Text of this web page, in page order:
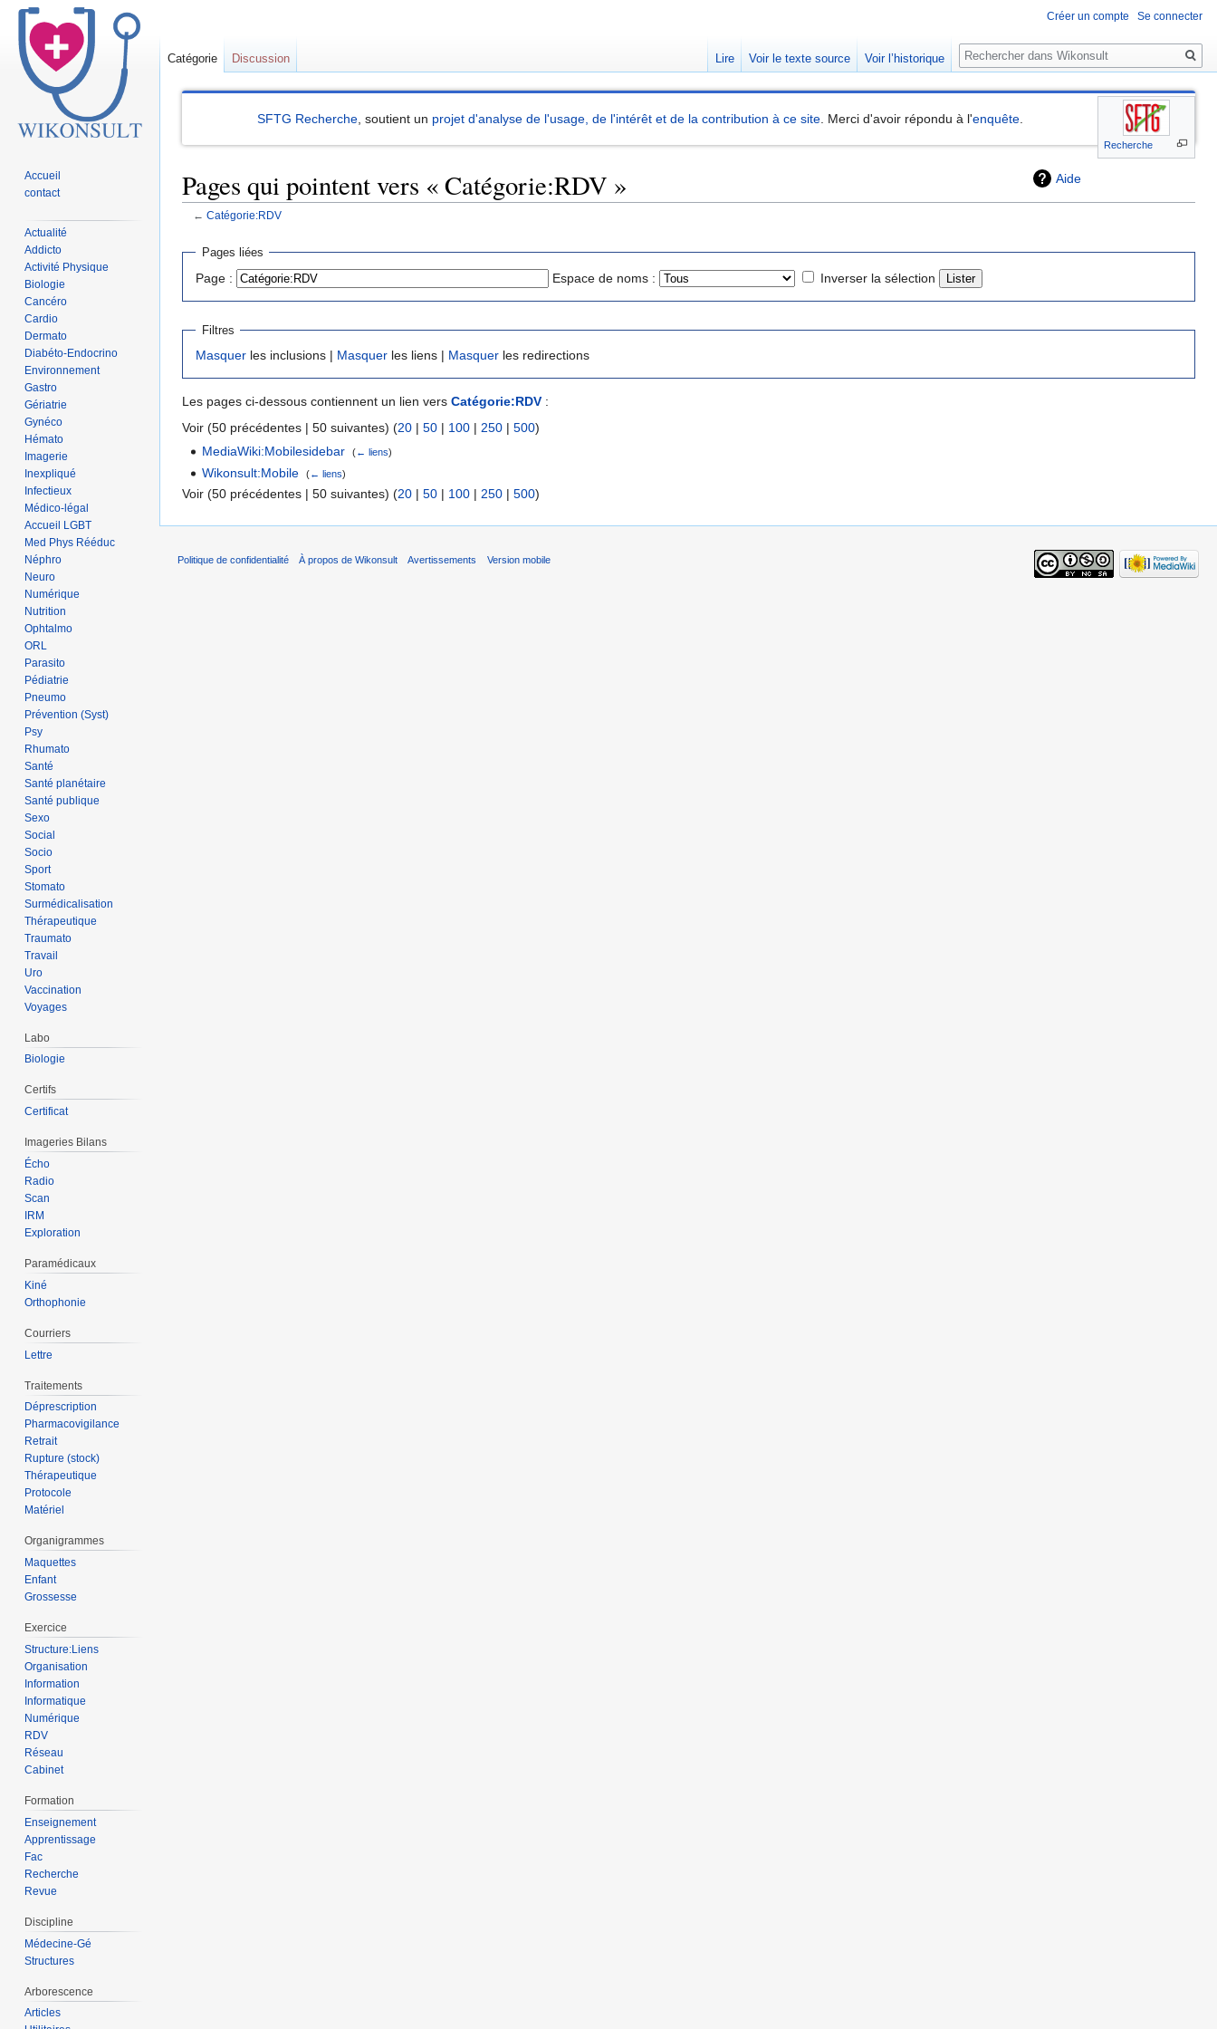
Recherche
SFTG Recherche , soutient un projet d'analyse de l'usage, de l'intérêt et de la contribution à ce site . Merci d'avoir répondu à l'enquête
Aide
Pages qui pointent vers « Catégorie:RDV »
← Catégorie:RDV
Sauter
navigation
Sauter
recherche
Pages liées
Page : Espace de noms : Inverser la sélection
Filtres
Masquer les inclusions | Masquer les liens | Masquer les redirections
Les pages ci-dessous contiennent un lien vers Catégorie:RDV :
Voir (50 précédentes | 50 suivantes) (20 | 50 | 100 | 250 | 500)
MediaWiki:Mobilesidebar ‎(← liens)
Wikonsult:Mobile ‎(← liens)
Voir (50 précédentes | 50 suivantes) (20 | 50 | 100 | 250 | 500)
Créer un compte Se connecter
Catégorie Discussion Lire Voir le texte source Voir l’historique
Rechercher
Accueil
contact
Actualité
Addicto
Activité Physique
Biologie
Cancéro
Cardio
Dermato
Diabéto-Endocrino
Environnement
Gastro
Gériatrie
Gynéco
Hémato
Imagerie
Inexpliqué
Infectieux
Médico-légal
Accueil LGBT
Med Phys Rééduc
Néphro
Neuro
Numérique
Nutrition
Ophtalmo
ORL
Parasito
Pédiatrie
Pneumo
Prévention (Syst)
Psy
Rhumato
Santé
Santé planétaire
Santé publique
Sexo
Social
Socio
Sport
Stomato
Surmédicalisation
Thérapeutique
Traumato
Travail
Uro
Vaccination
Voyages
Labo
Biologie
Certifs
Certificat
Imageries Bilans
Écho
Radio
Scan
IRM
Exploration
Paramédicaux
Kiné
Orthophonie
Courriers
Lettre
Traitements
Déprescription
Pharmacovigilance
Retrait
Rupture (stock)
Thérapeutique
Protocole
Matériel
Organigrammes
Maquettes
Enfant
Grossesse
Exercice
Structure:Liens
Organisation
Information
Informatique
Numérique
RDV
Réseau
Cabinet
Formation
Enseignement
Apprentissage
Fac
Recherche
Revue
Discipline
Médecine-Gé
Structures
Arborescence
Articles
Politique de confidentialité À propos de Wikonsult Avertissements Version mobile